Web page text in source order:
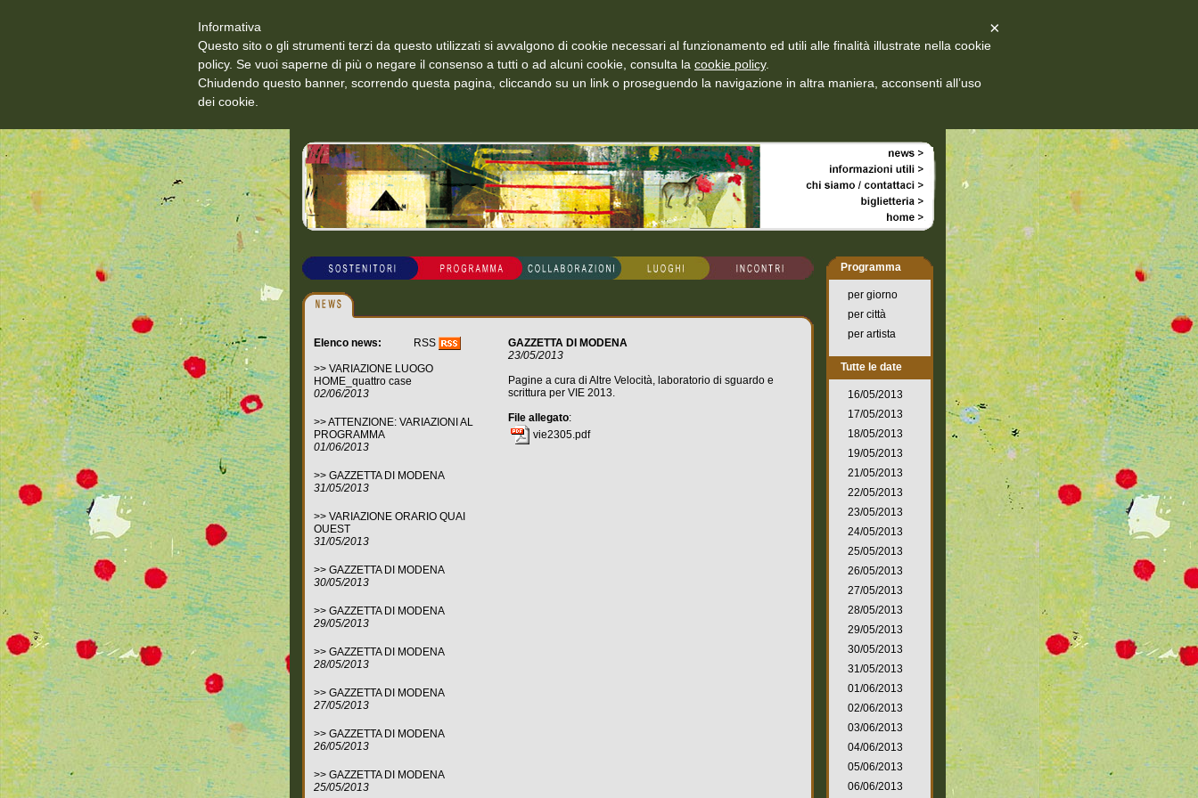
Elenco news: RSS
>> VARIAZIONE LUOGO
HOME_quattro case
02/06/2013
>>ATTENZIONE: VARIAZIONI AL
PROGRAMMA
01/06/2013
>> GAZZETTA DI MODENA
31/05/2013
>> VARIAZIONE ORARIO QUAI
OUEST
31/05/2013
>> GAZZETTA DI MODENA
30/05/2013
>> GAZZETTA DI MODENA
29/05/2013
>> GAZZETTA DI MODENA
28/05/2013
>> GAZZETTA DI MODENA
27/05/2013
>> GAZZETTA DI MODENA
26/05/2013
>> GAZZETTA DI MODENA
25/05/2013
GAZZETTA DI MODENA
23/05/2013
Pagine a cura di Altre Velocità, laboratorio di sguardo e
scrittura per VIE 2013.
File allegato:
vie2305.pdf
Programma
per giorno
per città
per artista
Tutte le date
16/05/2013
17/05/2013
18/05/2013
19/05/2013
21/05/2013
22/05/2013
23/05/2013
24/05/2013
25/05/2013
26/05/2013
27/05/2013
28/05/2013
29/05/2013
30/05/2013
31/05/2013
01/06/2013
02/06/2013
03/06/2013
04/06/2013
05/06/2013
06/06/2013
×
Informativa
Questo sito o gli strumenti terzi da questo utilizzati si avvalgono di cookie necessari al funzionamento ed utili alle finalità illustrate nella cookie
policy. Se vuoi saperne di più o negare il consenso a tutti o ad alcuni cookie, consulta la cookie policy.
Chiudendo questo banner, scorrendo questa pagina, cliccando su un link o proseguendo la navigazione in altra maniera, acconsenti all’uso
dei cookie.